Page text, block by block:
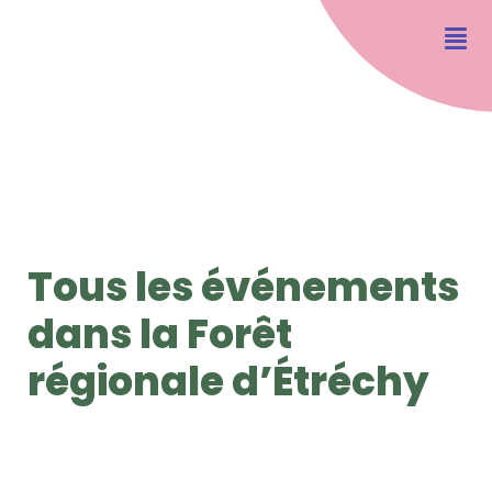
Tous les événements
dans la Forêt
régionale d’Étréchy